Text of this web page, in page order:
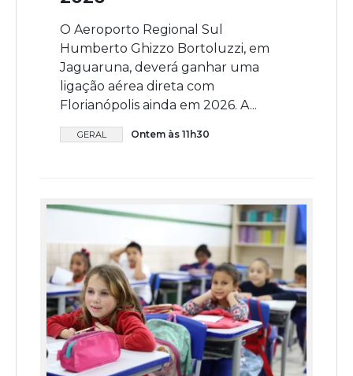
O Aeroporto Regional Sul
Humberto Ghizzo Bortoluzzi, em
Jaguaruna, deverá ganhar uma
ligação aérea direta com
Florianópolis ainda em 2026. A...
GERAL Ontem às 11h30